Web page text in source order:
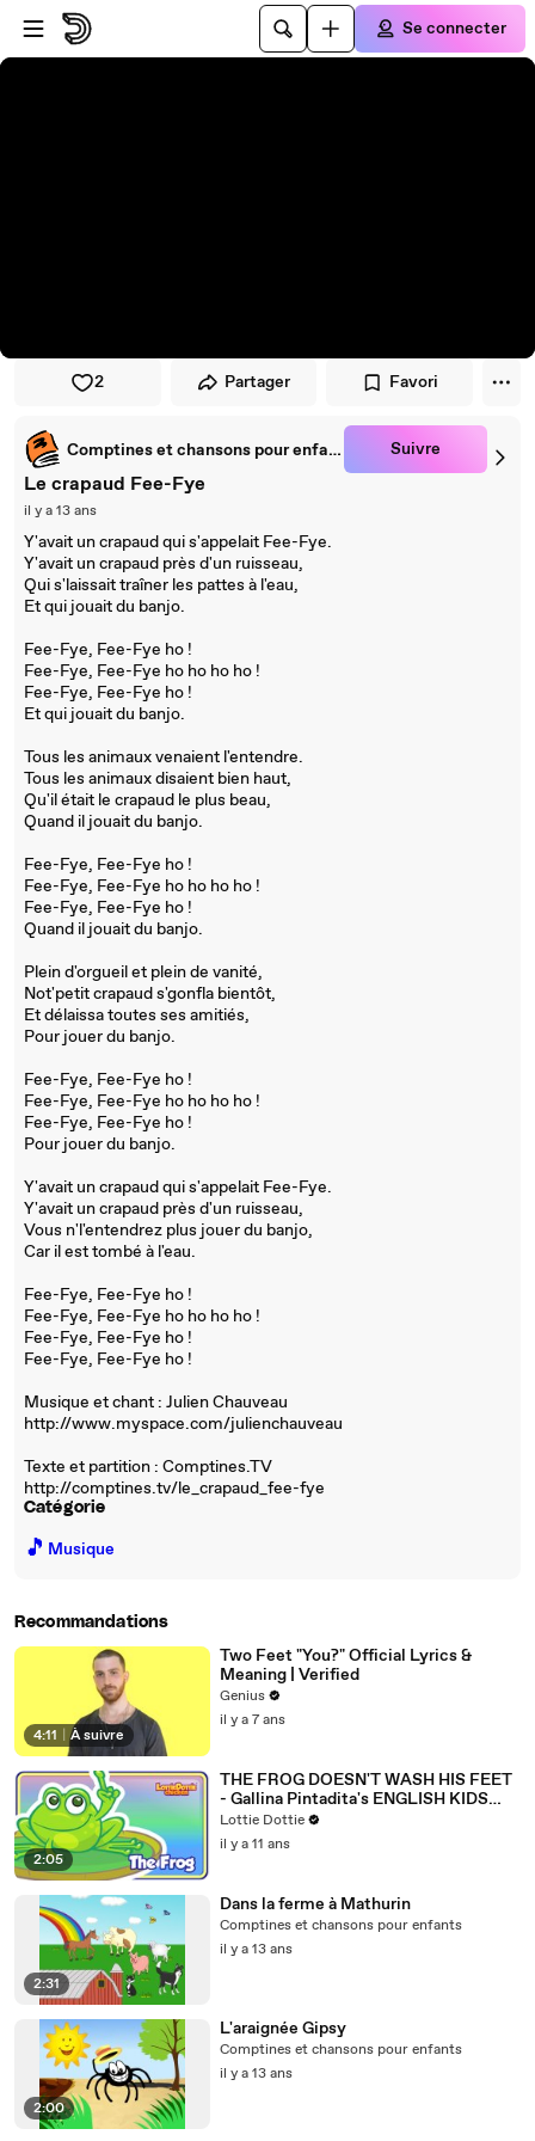
Passer au player
Passer au contenu principal
Se connecter
2 Partager Favori
Comptines et chansons pour enfants Suivre
Le crapaud Fee-Fye
il y a 13 ans
Y'avait un crapaud qui s'appelait Fee-Fye.
Y'avait un crapaud près d'un ruisseau,
Qui s'laissait traîner les pattes à l'eau,
Et qui jouait du banjo.
Fee-Fye, Fee-Fye ho !
Fee-Fye, Fee-Fye ho ho ho ho !
Fee-Fye, Fee-Fye ho !
Et qui jouait du banjo.
Tous les animaux venaient l'entendre.
Tous les animaux disaient bien haut,
Qu'il était le crapaud le plus beau,
Quand il jouait du banjo.
Fee-Fye, Fee-Fye ho !
Fee-Fye, Fee-Fye ho ho ho ho !
Fee-Fye, Fee-Fye ho !
Quand il jouait du banjo.
Plein d'orgueil et plein de vanité,
Not'petit crapaud s'gonfla bientôt,
Et délaissa toutes ses amitiés,
Pour jouer du banjo.
Fee-Fye, Fee-Fye ho !
Fee-Fye, Fee-Fye ho ho ho ho !
Fee-Fye, Fee-Fye ho !
Pour jouer du banjo.
Y'avait un crapaud qui s'appelait Fee-Fye.
Y'avait un crapaud près d'un ruisseau,
Vous n'l'entendrez plus jouer du banjo,
Car il est tombé à l'eau.
Fee-Fye, Fee-Fye ho !
Fee-Fye, Fee-Fye ho ho ho ho !
Fee-Fye, Fee-Fye ho !
Fee-Fye, Fee-Fye ho !
Musique et chant : Julien Chauveau
http://www.myspace.com/julienchauveau
Texte et partition : Comptines.TV
http://comptines.tv/le_crapaud_fee-fye
Catégorie
🎵 Musique
Recommandations
4:11 À suivre
Two Feet "You?" Official Lyrics &
Meaning | Verified
Genius
il y a 7 ans
2:05
THE FROG DOESN'T WASH HIS FEET
- Gallina Pintadita's ENGLISH KIDS
SONG
Lottie Dottie
il y a 11 ans
2:31
Dans la ferme à Mathurin
Comptines et chansons pour enfants
il y a 13 ans
2:00
L'araignée Gipsy
Comptines et chansons pour enfants
il y a 13 ans